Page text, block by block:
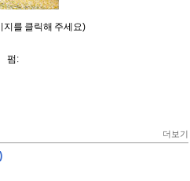
지를 클릭해 주세요)
펌:
더보기